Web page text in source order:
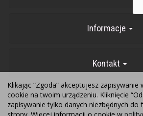
Informacje
Kontakt
Kontakt
Klikając “Zgoda” akceptujesz zapisywanie
cookie na twoim urządzeniu. Kliknięcie
zapisywanie tylko danych niezbędnych do